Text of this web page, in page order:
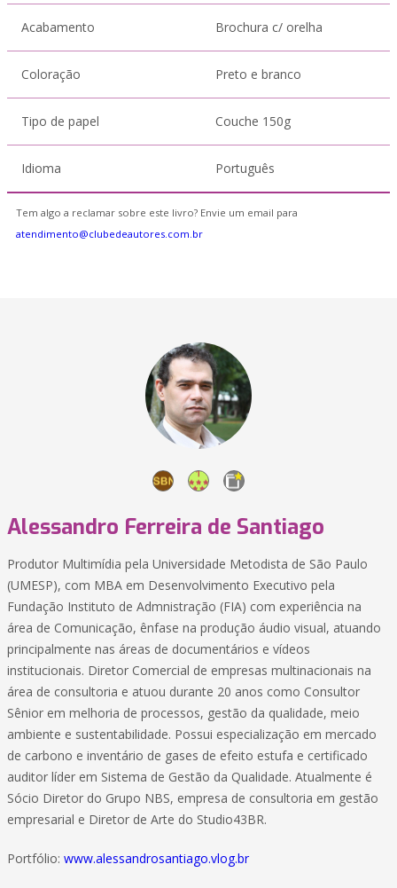
Acabamento Brochura c/ orelha
Coloração Preto e branco
Tipo de papel Couche 150g
Idioma Português
Tem algo a reclamar sobre este livro? Envie um email para
atendimento@clubedeautores.com.br
Alessandro Ferreira de Santiago
Produtor Multimídia pela Universidade Metodista de São Paulo
(UMESP), com MBA em Desenvolvimento Executivo pela
Fundação Instituto de Admnistração (FIA) com experiência na
área de Comunicação, ênfase na produção áudio visual, atuando
principalmente nas áreas de documentários e vídeos
institucionais. Diretor Comercial de empresas multinacionais na
área de consultoria e atuou durante 20 anos como Consultor
Sênior em melhoria de processos, gestão da qualidade, meio
ambiente e sustentabilidade. Possui especialização em mercado
de carbono e inventário de gases de efeito estufa e certificado
auditor líder em Sistema de Gestão da Qualidade. Atualmente é
Sócio Diretor do Grupo NBS, empresa de consultoria em gestão
empresarial e Diretor de Arte do Studio43BR.
Portfólio: www.alessandrosantiago.vlog.br